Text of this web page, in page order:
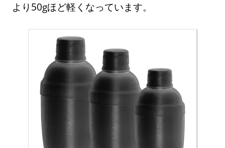
より50gほど軽くなっています。